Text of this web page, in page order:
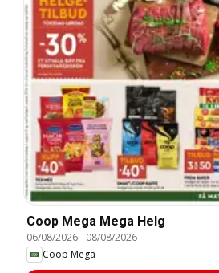
Coop Mega Mega Helg
06/08/2026- 08/08/2026
Coop Mega